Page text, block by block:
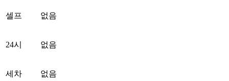
셀프 없음
24시 없음
세차 없음